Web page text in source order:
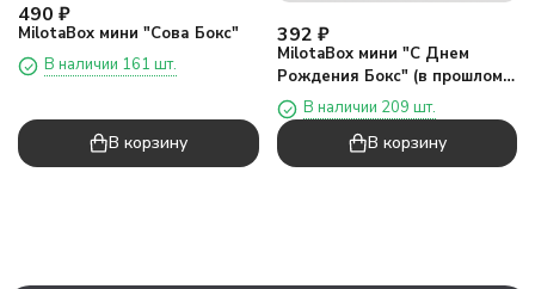
490 ₽
MilotaBox мини "Сова Бокс"
В наличии 161 шт.
В корзину
392 ₽
MilotaBox мини "С Днем
Рождения Бокс" (в прошлом
дизайне)
В наличии 209 шт.
В корзину